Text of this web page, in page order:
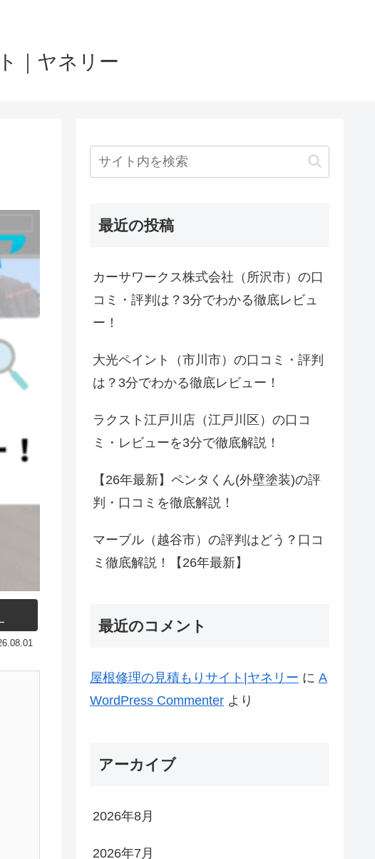
｜ヤネリー
最近の投稿
カーサワークス株式会社（所沢市）の口
コミ・評判は？3分でわかる徹底レビュ
ー！
大光ペイント（市川市）の口コミ・評判
は？3分でわかる徹底レビュー！
ラクスト江戸川店（江戸川区）の口コ
ミ・レビューを3分で徹底解説！
【26年最新】ペンタくん(外壁塗装)の評
判・口コミを徹底解説！
マーブル（越谷市）の評判はどう？口コ
ミ徹底解説！【26年最新】
最近のコメント
屋根修理の見積もりサイト|ヤネリー に A
WordPress Commenter より
アーカイブ
2026年8月
2026年7月